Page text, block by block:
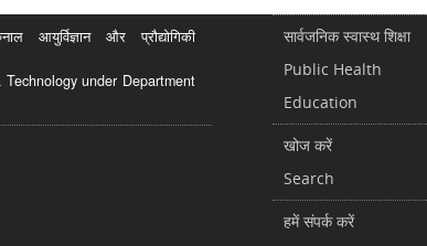
आयुर्विज्ञान और प्रौद्योगिकी
under Department
सार्वजनिक स्वास्थ शिक्षा
Public Health
Education
खोज करें
Search
हमें संपर्क करें